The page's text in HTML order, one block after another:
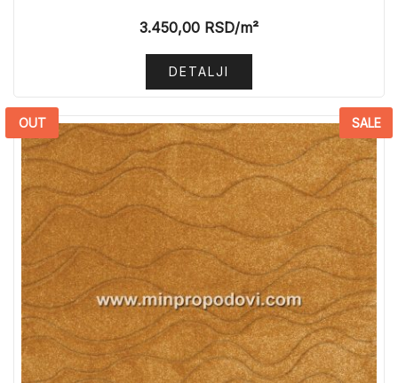
3.450,00 RSD/m²
DETALJI
OUT SALE